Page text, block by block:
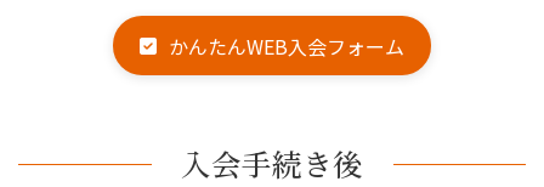
かんたんWEB入会フォーム
入会手続き後